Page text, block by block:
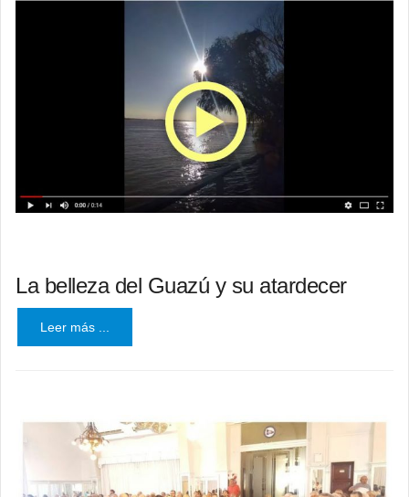
La belleza del Guazú y su atardecer
Leer más ...